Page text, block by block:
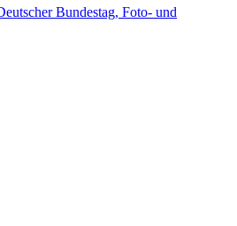
Bundestag, Foto- und